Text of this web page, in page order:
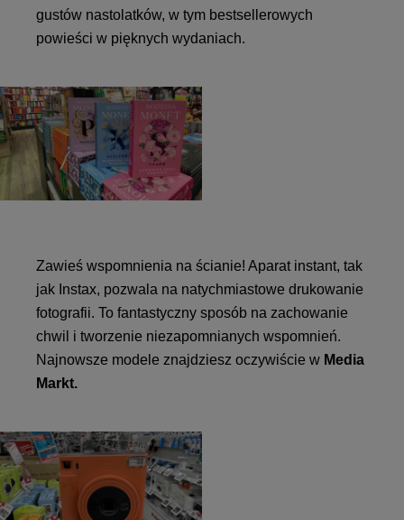
gustów nastolatków, w tym bestsellerowych
powieści w pięknych wydaniach.
Zawieś wspomnienia na ścianie! Aparat instant, tak
jak Instax, pozwala na natychmiastowe drukowanie
fotografii. To fantastyczny sposób na zachowanie
chwil i tworzenie niezapomnianych wspomnień.
Najnowsze modele znajdziesz oczywiście w Media
Markt.